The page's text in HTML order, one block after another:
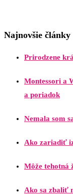
Najnovšie články
Prirodzene
Montessori a
a poriadok
Nemala som
Ako zariadiť
Môže tehotná
Ako sa zbaliť